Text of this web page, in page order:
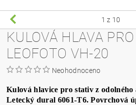
1 z 10
KULOVÁ HLAVA
LEOFOTO VH-20
Neohodnoceno
Kulová hlavice pro stativ z odolného
Letecký dural 6061-T6. Povrchová